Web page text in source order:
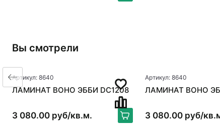
Вы смотрели
Артикул: 8640
ЛАМИНАТ BOHO ЭББИ DC1208
3 080.00 руб/кв.м.
Артикул: 8640
ЛАМИНАТ BOHO
3 080.00 руб/